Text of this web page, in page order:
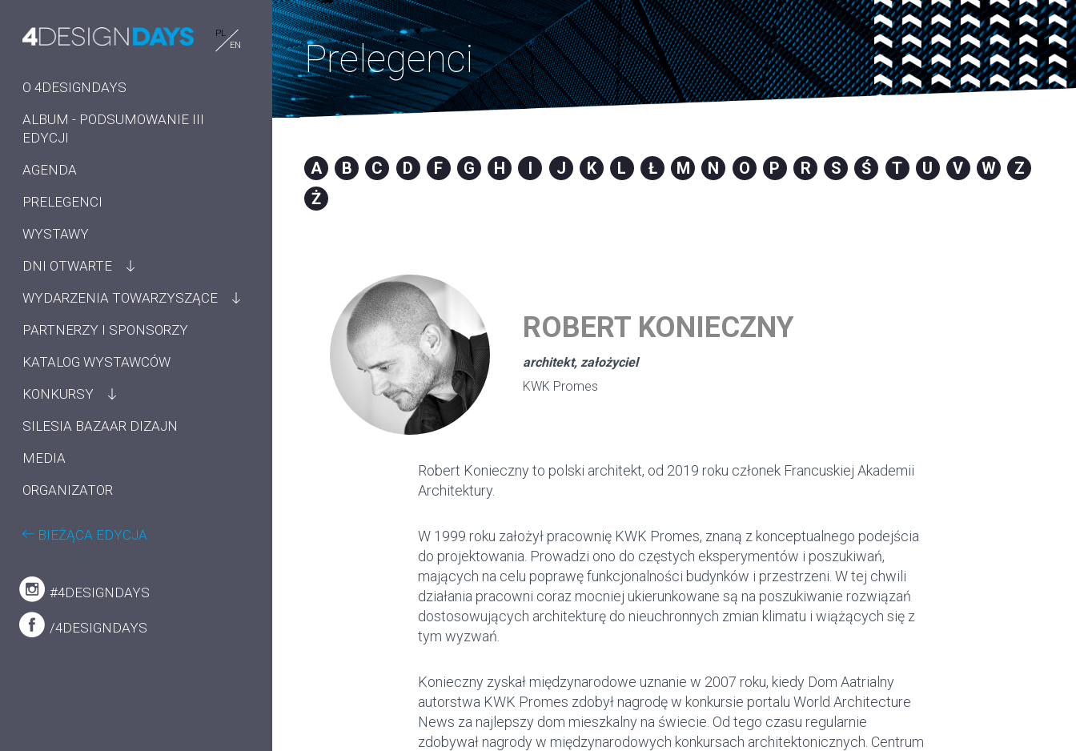
PL
EN
O 4DESIGNDAYS
ALBUM - PODSUMOWANIE III
EDYCJI
AGENDA
PRELEGENCI
WYSTAWY
DNI OTWARTE
WYDARZENIA TOWARZYSZĄCE
PARTNERZY I SPONSORZY
KATALOG WYSTAWCÓW
KONKURSY
SILESIA BAZAAR DIZAJN
MEDIA
ORGANIZATOR
BIEŻĄCA EDYCJA
#4DESIGNDAYS
/4DESIGNDAYS
Prelegenci
A B C D F G H I J K L Ł M N O P R S Ś T U V W
Z
Ż
ROBERT KONIECZNY
architekt, założyciel
KWK Promes
Robert Konieczny to polski architekt, od 2019 roku członek Francuskiej Akademii
Architektury.
W 1999 roku założył pracownię KWK Promes, znaną z konceptualnego podejścia
do projektowania. Prowadzi ono do częstych eksperymentów i poszukiwań,
mających na celu poprawę funkcjonalności budynków i przestrzeni. W tej chwili
działania pracowni coraz mocniej ukierunkowane są na poszukiwanie rozwiązań
dostosowujących architekturę do nieuchronnych zmian klimatu i wiążących się z
tym wyzwań.
Konieczny zyskał międzynarodowe uznanie w 2007 roku, kiedy Dom Aatrialny
autorstwa KWK Promes zdobył nagrodę w konkursie portalu World Architecture
News za najlepszy dom mieszkalny na świecie. Od tego czasu regularnie
zdobywał nagrody w międzynarodowych konkursach architektonicznych. Centrum